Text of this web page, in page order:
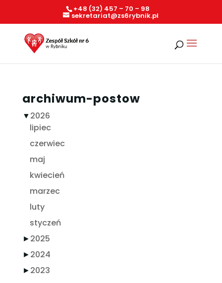
+48 (32) 457 – 70 – 98
sekretariat@zs6rybnik.pl
archiwum-postow
▼2026
lipiec
czerwiec
maj
kwiecień
marzec
luty
styczeń
►2025
►2024
►2023